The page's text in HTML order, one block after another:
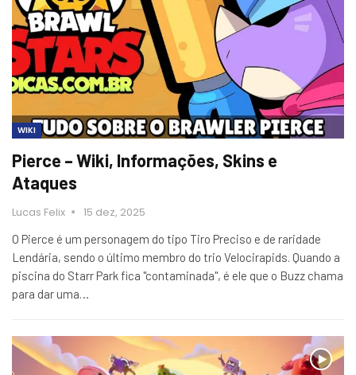
WIKI
Pierce – Wiki, Informações, Skins e
Ataques
Lucas Felix 15 dez, 2025
O Pierce é um personagem do tipo Tiro Preciso e de raridade
Lendária, sendo o último membro do trio Velocirapids. Quando a
piscina do Starr Park fica "contaminada", é ele que o Buzz chama
para dar uma…